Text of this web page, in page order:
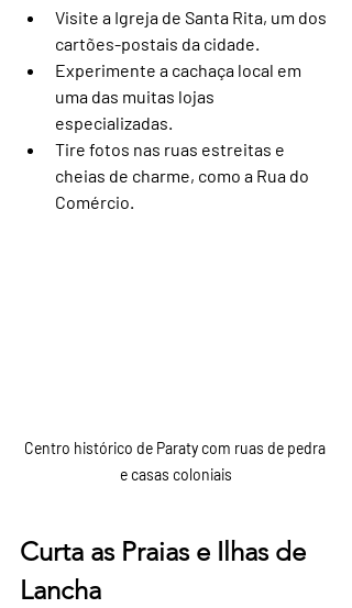
Visite a Igreja de Santa Rita, um dos
cartões-postais da cidade.
Experimente a cachaça local em
uma das muitas lojas
especializadas.
Tire fotos nas ruas estreitas e
cheias de charme, como a Rua do
Comércio.
Centro histórico de Paraty com ruas de pedra
e casas coloniais
Curta as Praias e Ilhas de
Lancha